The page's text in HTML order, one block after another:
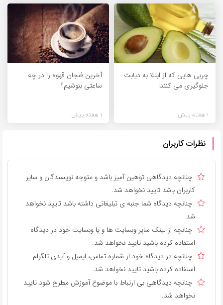
چربی هایی که از ابتلا به دیابت
جلوگیری می کنند!
1 هفته پیش
آخرین فنجان قهوه را در چه
ساعتی بنوشیم؟
1 هفته پیش
نظرات کاربران
چنانچه دیدگاهی توهین آمیز باشد و متوجه نویسندگان و سایر
کاربران باشد تایید نخواهد شد.
چنانچه دیدگاه شما جنبه ی تبلیغاتی داشته باشد تایید نخواهد
شد.
چنانچه از لینک سایر وبسایت ها و یا وبسایت خود در دیدگاه
استفاده کرده باشید تایید نخواهد شد.
چنانچه در دیدگاه خود از شماره تماس، ایمیل و آیدی تلگرام
استفاده کرده باشید تایید نخواهد شد.
چنانچه دیدگاهی بی ارتباط با موضوع آموزش مطرح شود تایید
نخواهد شد.